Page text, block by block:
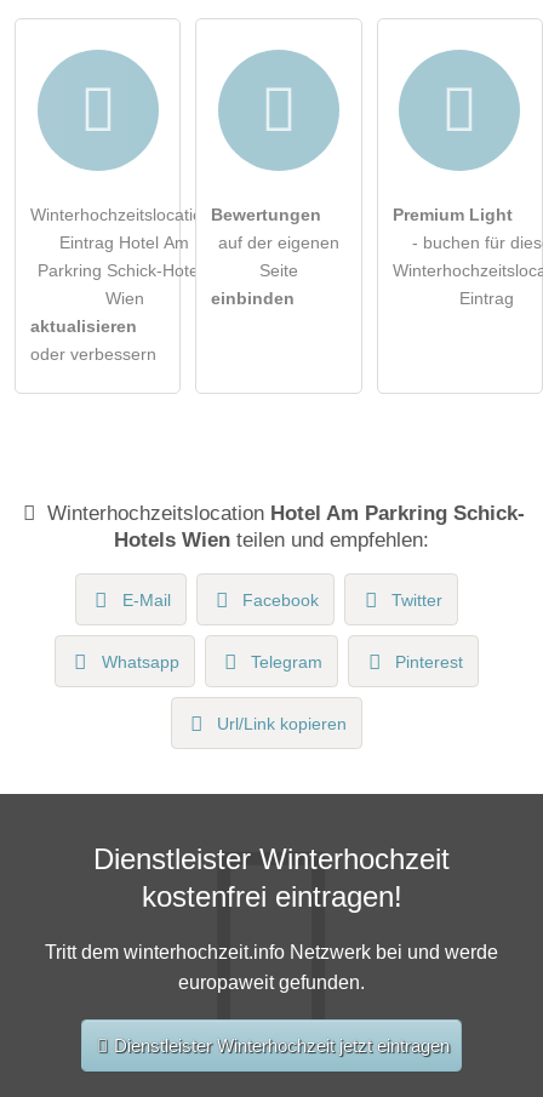
Winterhochzeitslocation-
Eintrag Hotel Am
Parkring Schick-Hotels
Wien
aktualisieren
oder verbessern
Bewertungen
auf der eigenen
Seite
einbinden
Premium Light
- buchen für
Eintrag
Winterhochzeitslocation Hotel Am Parkring Schick-
Hotels Wien teilen und empfehlen:
E-Mail Facebook Twitter
Whatsapp Telegram Pinterest
Url/Link kopieren
Dienstleister Winterhochzeit
kostenfrei eintragen!
Tritt dem winterhochzeit.info Netzwerk bei und werde
europaweit gefunden.
Dienstleister Winterhochzeit jetzt eintragen